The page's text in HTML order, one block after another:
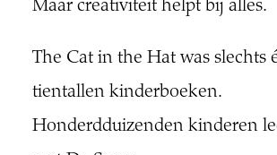
Maar creativiteit helpt bij alles.
The Cat in the Hat was slechts
tientallen kinderboeken.
Honderdduizenden kinderen